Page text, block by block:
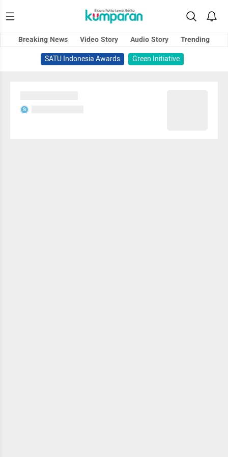
Breaking News Video Story Audio Story
Trending
SATU Indonesia Awards
Green Initiative
S